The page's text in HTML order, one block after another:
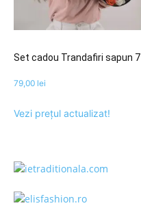
Set cadou Trandafiri sapun 7
79,00 lei
Vezi prețul actualizat!